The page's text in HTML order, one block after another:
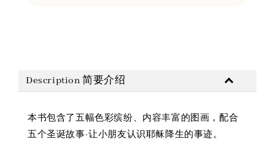
Description 简要介绍
本书包含了五幅色彩缤纷、内容丰富的图画，配合
五个圣诞故事·让小朋友认识耶稣降生的事迹。